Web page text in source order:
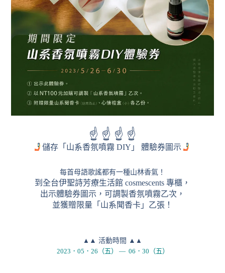
☝️ ☝️ ☝️ ☝️
儲存「山系香氛噴霧 DIY」 體驗券圖示
每首母語歌謠都有一種山林香氣！
到全台伊聖詩芳療生活館 cosmescents 專櫃，
出示體驗券圖示， 可調製香氛噴霧乙次，
並獲贈限量「山系聞香卡」乙張！
▲ ▲ 活動時間 ▲ ▲
2023．05．26（五） — 06．30（五）